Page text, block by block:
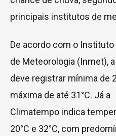
principais institutos de
De acordo com o Instituto
de Meteorologia (Inmet), a
deve registrar mínima de
máxima de até 31°C. Já a
Climatempo indica
20°C e 32°C, com